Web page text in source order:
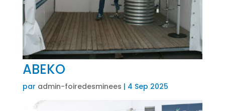
ABEKO
par admin-foiredesminees | 4 Sep 2025